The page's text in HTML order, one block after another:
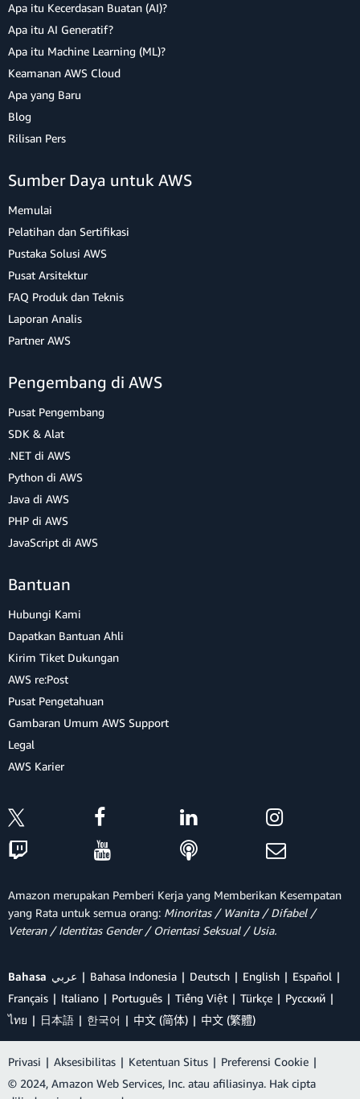
Apa itu Kecerdasan Buatan (AI)?
Apa itu AI Generatif?
Apa itu Machine Learning (ML)?
Keamanan AWS Cloud
Apa yang Baru
Blog
Rilisan Pers
Sumber Daya untuk AWS
Memulai
Pelatihan dan Sertifikasi
Pustaka Solusi AWS
Pusat Arsitektur
FAQ Produk dan Teknis
Laporan Analis
Partner AWS
Pengembang di AWS
Pusat Pengembang
SDK & Alat
.NET di AWS
Python di AWS
Java di AWS
PHP di AWS
JavaScript di AWS
Bantuan
Hubungi Kami
Dapatkan Bantuan Ahli
Kirim Tiket Dukungan
AWS re:Post
Pusat Pengetahuan
Gambaran Umum AWS Support
Legal
AWS Karier
Amazon merupakan Pemberi Kerja yang Memberikan Kesempatan
yang Rata untuk semua orang: Minoritas / Wanita / Difabel /
Veteran / Identitas Gender / Orientasi Seksual / Usia.
Bahasa عربي Bahasa Indonesia Deutsch English
Español
Français
Italiano Português Tiếng Việt Türkçe
Ρусский
ไทย
日本語 한국어 中文 (简体) 中文 (繁體)
Privasi | Aksesibilitas | Ketentuan Situs | Preferensi Cookie |
© 2024, Amazon Web Services, Inc. atau afiliasinya. Hak cipta